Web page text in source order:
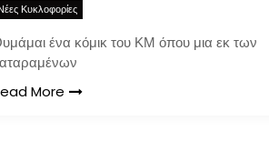
Κυκλοφορίες
ένα κόμικ του ΚΜ όπου μια εκ των
More